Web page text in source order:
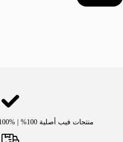
منتجات فيب أصلية 100% | Authentic Vape Products 100%